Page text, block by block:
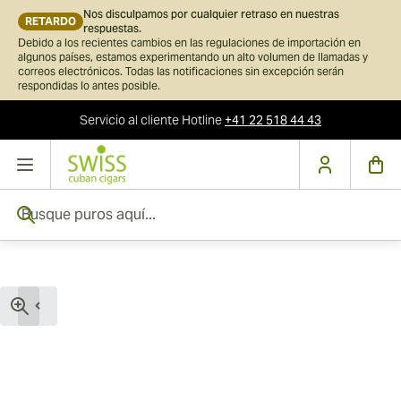
RETARDO
Nos disculpamos por cualquier retraso en nuestras
respuestas.
Debido a los recientes cambios en las regulaciones de importación en
algunos países, estamos experimentando un alto volumen de llamadas y
correos electrónicos. Todas las notificaciones sin excepción serán
respondidas lo antes posible.
Servicio al cliente Hotline+41 22 518 44 43